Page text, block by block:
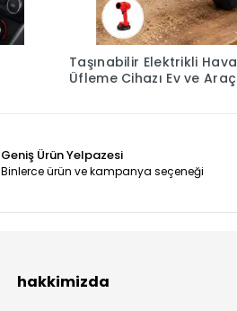
Taşınabilir Elektrikli Hava
Üfleme Cihazı Ev ve Araç
Geniş Ürün Yelpazesi
Binlerce ürün ve kampanya seçeneği
hakkimizda